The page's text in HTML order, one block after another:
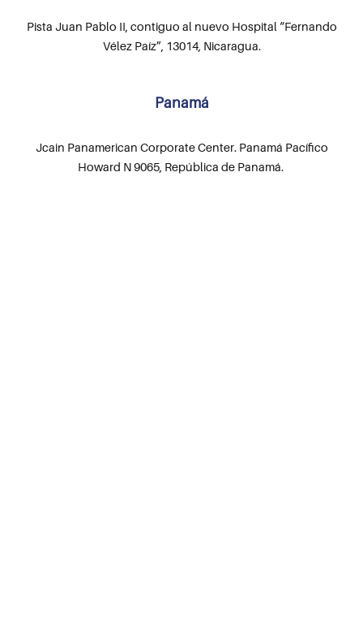
Pista Juan Pablo II, contiguo al nuevo Hospital “Fernando
Vélez Paíz”, 13014, Nicaragua.
Panamá
Jcain Panamerican Corporate Center. Panamá Pacífico
Howard N 9065, República de Panamá.